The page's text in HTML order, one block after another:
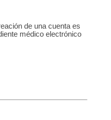
de una cuenta es
médico electrónico